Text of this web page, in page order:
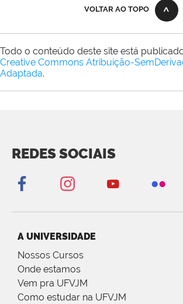
VOLTAR AO TOPO
Todo o conteúdo deste site está
Creative Commons Atribuição-
Adaptada.
REDES SOCIAIS
A UNIVERSIDADE
Nossos Cursos
Onde estamos
Vem pra UFVJM
Como estudar na UFVJM